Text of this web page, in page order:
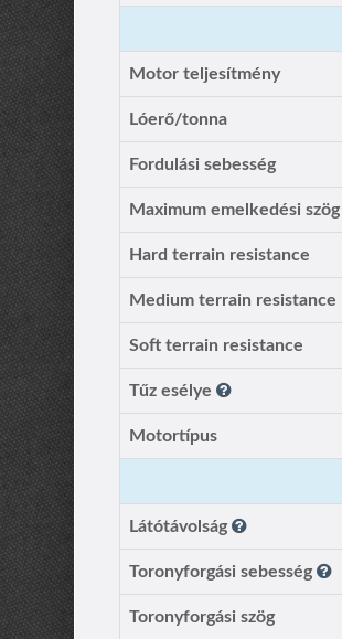
Motor teljesítmény
Lóerő/tonna
Fordulási sebesség
Maximum emelkedési szög
Hard terrain resistance
Medium terrain resistance
Soft terrain resistance
Tűz esélye
Motortípus
Látótávolság
Toronyforgási sebesség
Toronyforgási szög